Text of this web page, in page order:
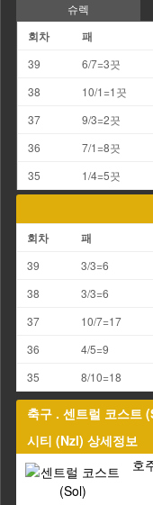
슈렉
회차 패
39 6/7=3끗
38
10/1=1끗
37
9/3=2끗
36
7/1=8끗
35
1/4=5끗
회차 패
39 3/3=6
38
3/3=6
37
10/7=17
36
4/5=9
35
8/10=18
축구 . 센트럴 코스트
시티 (Nzl) 상세정보
호